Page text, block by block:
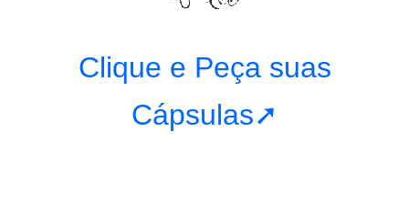
Clique e Peça suas
Cápsulas➚